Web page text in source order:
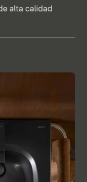
alta calidad